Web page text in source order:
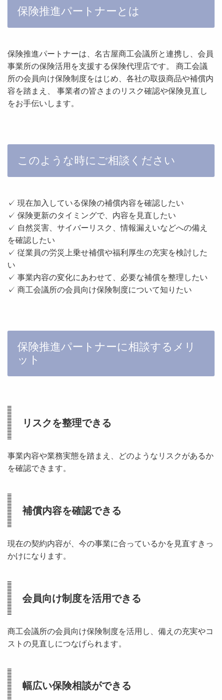
保険推進パートナーとは
保険推進パートナーは、名古屋商工会議所と連携し、会員
事業所の保険活用を支援する保険代理店です。 商工会議
所の会員向け保険制度をはじめ、各社の取扱商品や補償内
容を踏まえ、 事業者の皆さまのリスク確認や保険見直し
をお手伝いします。
このような時にご相談ください
✓ 現在加入している保険の補償内容を確認したい
✓ 保険更新のタイミングで、内容を見直したい
✓ 自然災害、サイバーリスク、情報漏えいなどへの備え
を確認したい
✓ 従業員の労災上乗せ補償や福利厚生の充実を検討した
い
✓ 事業内容の変化にあわせて、必要な補償を整理したい
✓ 商工会議所の会員向け保険制度について知りたい
保険推進パートナーに相談するメリ
ット
リスクを整理できる
事業内容や業務実態を踏まえ、どのようなリスクがあるか
を確認できます。
補償内容を確認できる
現在の契約内容が、今の事業に合っているかを見直すきっ
かけになります。
会員向け制度を活用できる
商工会議所の会員向け保険制度を活用し、備えの充実やコ
ストの見直しにつなげられます。
幅広い保険相談ができる